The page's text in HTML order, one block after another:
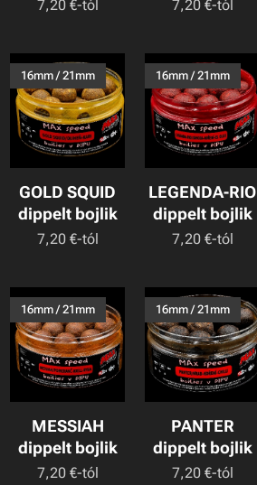
7,20€-tól 7,20€-tól
GOLD SQUID
dippelt bojlik
16mm / 21mm
7,20€-tól
LEGENDA-RIO
dippelt bojlik
16mm / 21mm
7,20€-tól
MESSIAH
dippelt bojlik
16mm / 21mm
7,20€-tól
PANTER
dippelt bojlik
16mm / 21mm
7,20€-tól